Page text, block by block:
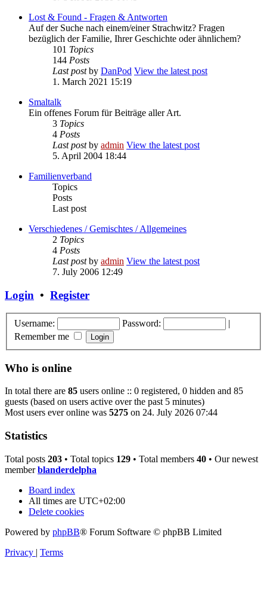
Lost & Found - Fragen & Antworten
Auf der Suche nach einem/einer Strachwitz? Fragen
bezüglich der Familie, Ihrer Geschichte oder ähnlichem?
101 Topics
144 Posts
Last postby DanPod View the latest post
1. March 2021 15:19
Smaltalk
Ein offenes Forum für Beiträge aller Art.
3 Topics
4 Posts
Last postby admin View the latest post
5. April 2004 18:44
Familienverband
Topics
Posts
Last post
Verschiedenes / Gemischtes / Allgemeines
2 Topics
4 Posts
Last postby admin View the latest post
7. July 2006 12:49
Login • Register
Username: Password:
|
Remember me
Who is online
In total there are 85 users online :: 0 registered, 0 hidden and 85
guests (based on users active over the past 5 minutes)
Most users ever online was 5275 on 24. July 2026 07:44
Statistics
Total posts 203 • Total topics 129 • Total members 40 • Our newest
memberblanderdelpha
Board index
All times are UTC+02:00
Delete cookies
Powered by phpBB® Forum Software © phpBB Limited
Privacy | Terms